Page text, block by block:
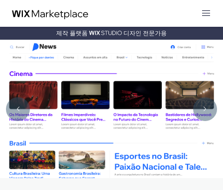
제작 플랫폼 디자인 전문가용